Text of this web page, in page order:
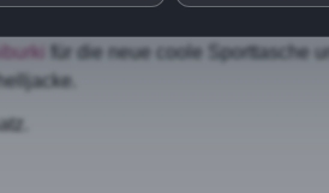
für die neue coole Sporttasche
(Piwik)